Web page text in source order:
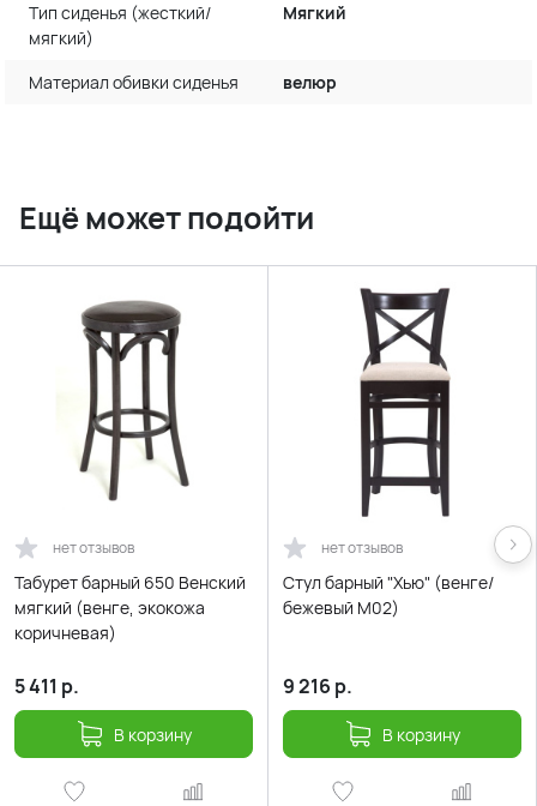
Тип сиденья (жесткий/
мягкий)
Мягкий
Материал обивки сиденья велюр
Ещё может подойти
нет отзывов
Табурет барный 650 Венский
мягкий (венге, экокожа
коричневая)
5 411 р.
В корзину
нет отзывов
Стул барный "Хью" (венге/
бежевый М02)
9 216 р.
В корзину